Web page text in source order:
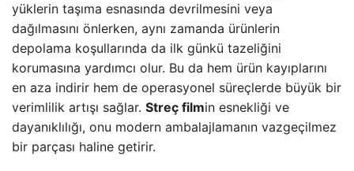
yüklerin taşıma esnasında devrilmesini veya
dağılmasını önlerken, aynı zamanda ürünlerin
depolama koşullarında da ilk günkü tazeliğini
korumasına yardımcı olur. Bu da hem ürün kayıplarını
en aza indirir hem de operasyonel süreçlerde büyük bir
verimlilik artışı sağlar. Streç filmin esnekliği ve
dayanıklılığı, onu modern ambalajlamanın vazgeçilmez
bir parçası haline getirir.